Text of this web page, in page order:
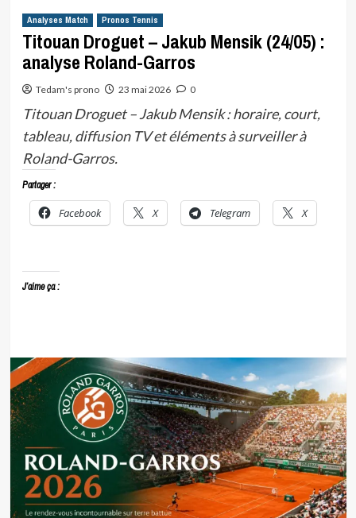
Analyses Match Pronos Tennis
Titouan Droguet – Jakub Mensik (24/05) :
analyse Roland-Garros
Tedam's prono 23 mai 2026 0
Titouan Droguet – Jakub Mensik : horaire, court,
tableau, diffusion TV et éléments à surveiller à
Roland-Garros.
Partager :
Facebook X Telegram X
J’aime ça :